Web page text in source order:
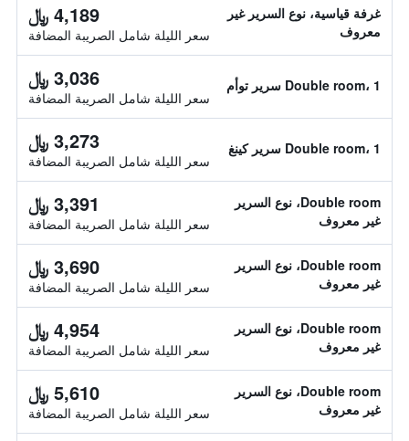
غرفة قياسية، نوع السرير غير
معروف
4,189 ﷼
سعر الليلة شامل الصريبة المضافة
Double room، 1 سرير توأم 3,036 ﷼
سعر الليلة شامل الصريبة المضافة
Double room، 1 سرير كينغ 3,273 ﷼
سعر الليلة شامل الصريبة المضافة
Double room، نوع السرير
غير معروف
3,391 ﷼
سعر الليلة شامل الصريبة المضافة
Double room، نوع السرير
غير معروف
3,690 ﷼
سعر الليلة شامل الصريبة المضافة
Double room، نوع السرير
غير معروف
4,954 ﷼
سعر الليلة شامل الصريبة المضافة
Double room، نوع السرير
غير معروف
5,610 ﷼
سعر الليلة شامل الصريبة المضافة